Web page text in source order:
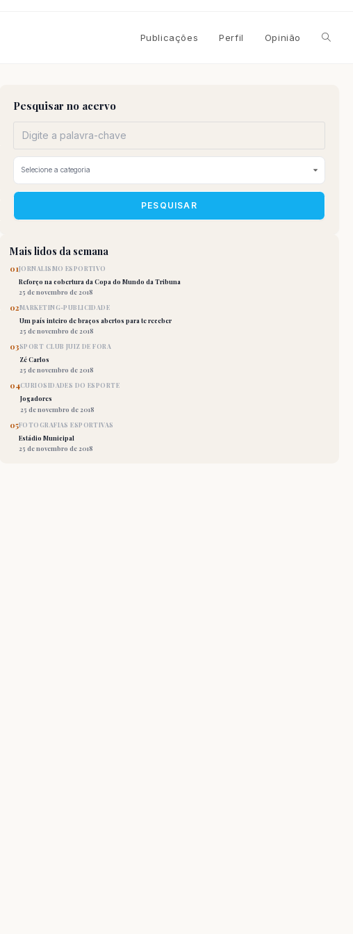
Publicações Perfil Opinião
site
Pesquisar no acervo
PESQUISAR
Mais lidos da semana
01JORNALISMO ESPORTIVO
Reforço na cobertura da Copa do Mundo da Tribuna
25 de novembro de 2018
02MARKETING-PUBLICIDADE
Um país inteiro de braços abertos para te receber
25 de novembro de 2018
03SPORT CLUB JUIZ DE FORA
Zé Carlos
25 de novembro de 2018
04CURIOSIDADES DO ESPORTE
Jogadores
25 de novembro de 2018
05FOTOGRAFIAS ESPORTIVAS
Estádio Municipal
25 de novembro de 2018